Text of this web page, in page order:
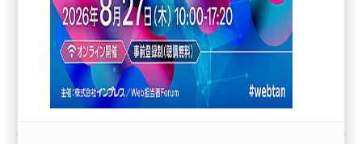
z世代 (1629)
meo (1279)
llmo (1167)
アクセス解析／データ分析
解説／ノウハウ